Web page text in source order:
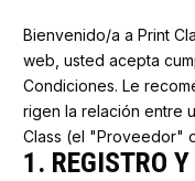
Bienvenido/a a Print
web, usted acepta
Condiciones. Le
rigen la relación entre
Class (el "Proveedor"
1. REGISTRO